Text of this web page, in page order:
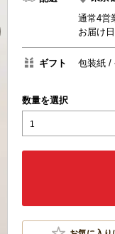
通常4営
お届け日
ギフト 包装紙
数量を選択
1